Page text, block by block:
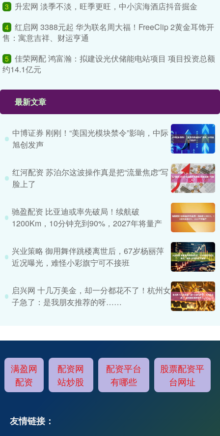
3 升宏网 淡季不淡，旺季更旺，中小滨海酒店抖音掘金
4 红启网 3388元起 华为联名周大福！FreeClip 2黄金耳饰开
售：寓意吉祥、财运亨通
5 佳荣网配 鸿富瀚：拟建设光伏储能电站项目 项目投资总额
约14.1亿元
最新文章
中博证券 刚刚！“美国光模块禁令”影响，中际
旭创发声
红河配资 苏泊尔这波操作真是把“流量焦虑”写
脸上了
驰盈配资 比亚迪或率先破局！续航破
1200Km，10分钟充到90%，2027年将量产
兴业策略 御用舞伴跳楼离世后，67岁杨丽萍
近况曝光，难怪小彩旗宁可不接班
启兴网 十几万美金，却一分都花不了！杭州女
子急了：是我朋友推荐的呀……
满盈网
配资
配资网
站炒股
配资平台
有哪些
股票配资平
台网址
友情链接：